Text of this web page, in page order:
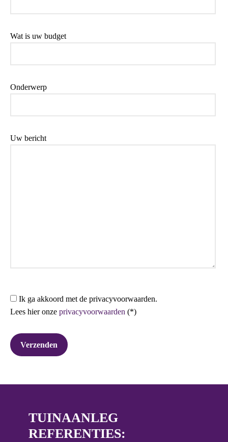
Wat is uw budget
Onderwerp
Uw bericht
Ik ga akkoord met de privacyvoorwaarden.
Lees hier onze privacyvoorwaarden (*)
TUINAANLEG
REFERENTIES: